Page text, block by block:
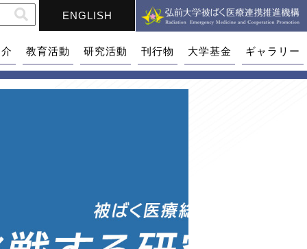
ENGLISH
教育活動 研究活動 刊行物 大学基金 ギャラリー